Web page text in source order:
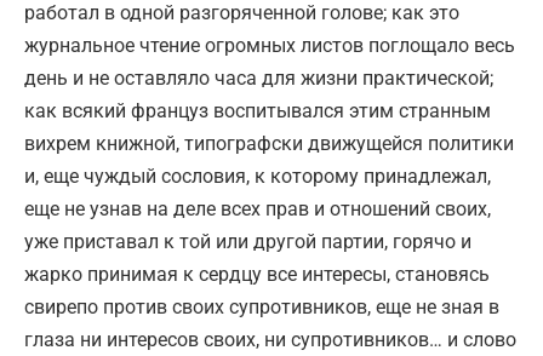
работал в одной разгоряченной голове; как это
журнальное чтение огромных листов поглощало весь
день и не оставляло часа для жизни практической;
как всякий француз воспитывался этим странным
вихрем книжной, типографски движущейся политики
и, еще чуждый сословия, к которому принадлежал,
еще не узнав на деле всех прав и отношений своих,
уже приставал к той или другой партии, горячо и
жарко принимая к сердцу все интересы, становясь
свирепо против своих супротивников, еще не зная в
глаза ни интересов своих, ни супротивников… и слово